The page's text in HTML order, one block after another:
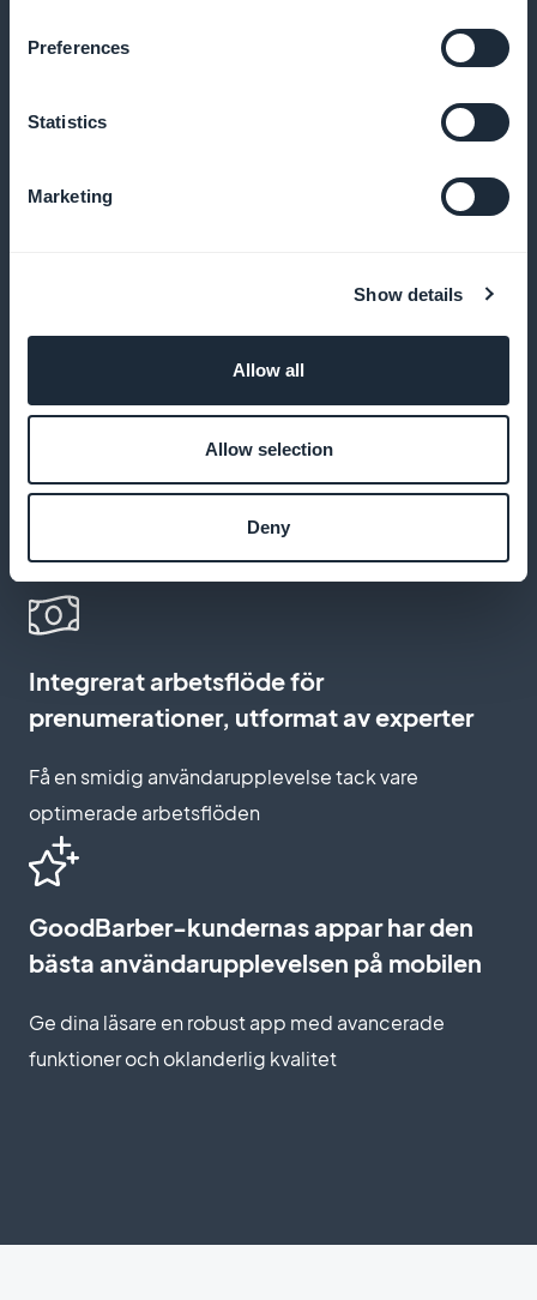
Preferences
Statistics
Marketing
Show details
Allow all
Allow selection
Deny
Öka konverteringen genom att visa kampanjer direkt
på startsidan
Skapa en prenumerationssida som återspeglar ditt
varumärke och engagerar dina läsare
Integrerat arbetsflöde för
prenumerationer, utformat av experter
Få en smidig användarupplevelse tack vare
optimerade arbetsflöden
GoodBarber-kundernas appar har den
bästa användarupplevelsen på mobilen
Ge dina läsare en robust app med avancerade
funktioner och oklanderlig kvalitet